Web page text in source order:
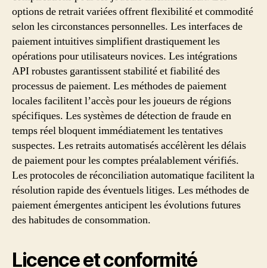
options de retrait variées offrent flexibilité et commodité
selon les circonstances personnelles. Les interfaces de
paiement intuitives simplifient drastiquement les
opérations pour utilisateurs novices. Les intégrations
API robustes garantissent stabilité et fiabilité des
processus de paiement. Les méthodes de paiement
locales facilitent l’accès pour les joueurs de régions
spécifiques. Les systèmes de détection de fraude en
temps réel bloquent immédiatement les tentatives
suspectes. Les retraits automatisés accélèrent les délais
de paiement pour les comptes préalablement vérifiés.
Les protocoles de réconciliation automatique facilitent la
résolution rapide des éventuels litiges. Les méthodes de
paiement émergentes anticipent les évolutions futures
des habitudes de consommation.
Licence et conformité